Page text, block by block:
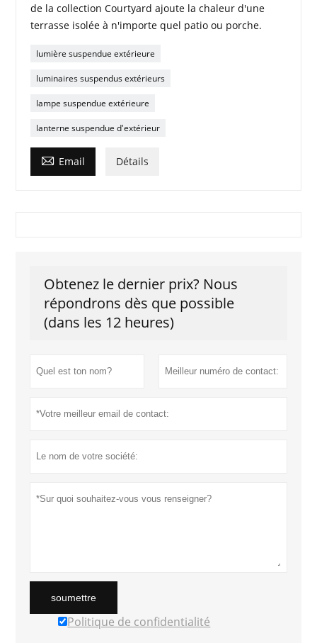
de la collection Courtyard ajoute la chaleur d'une
terrasse isolée à n'importe quel patio ou porche.
lumière suspendue extérieure
luminaires suspendus extérieurs
lampe suspendue extérieure
lanterne suspendue d'extérieur
 Email Détails
Obtenez le dernier prix? Nous
répondrons dès que possible
(dans les 12 heures)
soumettre
Politique de confidentialité